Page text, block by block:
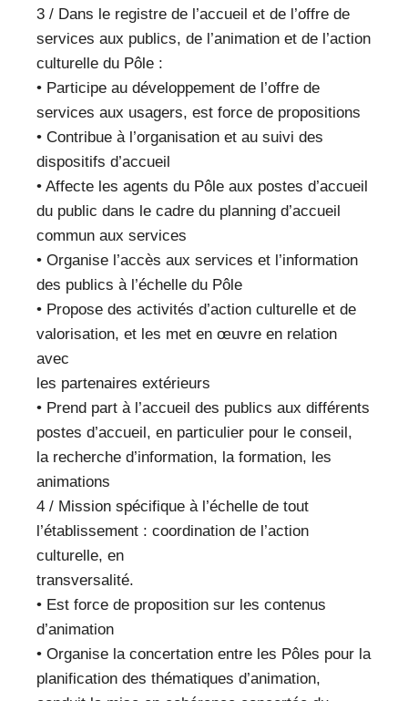
3 / Dans le registre de l’accueil et de l’offre de
services aux publics, de l’animation et de l’action
culturelle du Pôle :
• Participe au développement de l’offre de
services aux usagers, est force de propositions
• Contribue à l’organisation et au suivi des
dispositifs d’accueil
• Affecte les agents du Pôle aux postes d’accueil
du public dans le cadre du planning d’accueil
commun aux services
• Organise l’accès aux services et l’information
des publics à l’échelle du Pôle
• Propose des activités d’action culturelle et de
valorisation, et les met en œuvre en relation
avec
les partenaires extérieurs
• Prend part à l’accueil des publics aux différents
postes d’accueil, en particulier pour le conseil,
la recherche d’information, la formation, les
animations
4 / Mission spécifique à l’échelle de tout
l’établissement : coordination de l’action
culturelle, en
transversalité.
• Est force de proposition sur les contenus
d’animation
• Organise la concertation entre les Pôles pour la
planification des thématiques d’animation,